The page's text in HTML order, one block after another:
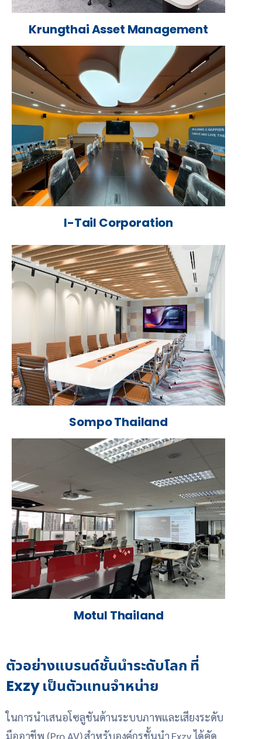
Krungthai Asset Management
I-Tail Corporation
Sompo Thailand
Motul Thailand
ตัวอย่างแบรนด์ชั้นนำระดับโลก ที่
Exzy เป็นตัวแทนจำหน่าย
ในการนำเสนอโซลูชันด้านระบบภาพและเสียงระดับ
มืออาชีพ (Pro AV) สำหรับองค์กรชั้นนำ Exzy ได้คัด